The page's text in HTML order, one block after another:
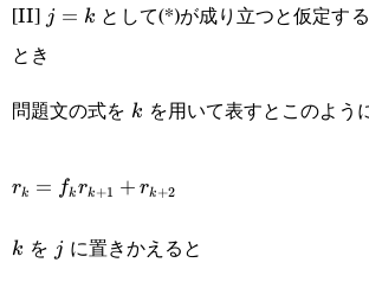
[II] j=k
j = k として(*)が成り立つと仮定する
とき
問題文の式を k
k を用いて表すとこのよう
r_k=f_kr_{k+1}+r_{k+2}
rk = fkrk+1 + rk+2
k
k を jjに置きかえると